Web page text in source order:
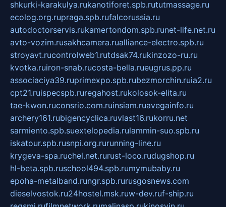
shkurki-karakulya.rukanotiforet.spb.rututmassage.ru
ecolog.org.rupraga.spb.rufalcorussia.ru
autodoctorservis.rukamertondom.spb.runet-life.net.ru
avto-vozim.rusakhcamera.rualliance-electro.spb.ru
stroyavt.rucontrolweb1.rutdsak74.rukinzozo-ru.ru
kvotka.ruiron-snab.rucosta-bella.rueugrus.pp.ru
associaciya39.ruprimexpo.spb.rubezmorchin.ruia2.ru
cpt21.ruispecspb.ruregahost.rukolosok-elita.ru
tae-kwon.ruconsrio.com.ruinsiam.ruavegainfo.ru
archery161.rubigencyclica.ruvlast16.rukorru.net
sarmiento.spb.suextelopedia.rulammin-suo.spb.ru
iskatour.spb.rusnpi.org.rurunning-line.ru
krygeva-spa.ruchel.net.rurust-loco.rudugshop.ru
hl-beta.spb.ruschool494.spb.rumymubaby.ru
epoha-metalband.rungr.spb.rurusgosnews.com
dieselvostok.ru24hostel.msk.ruw-dev.ruf-ship.ru